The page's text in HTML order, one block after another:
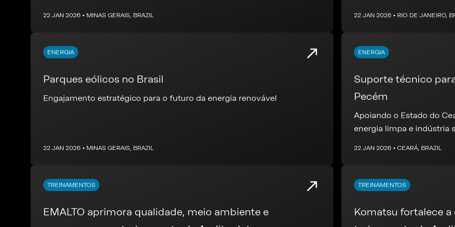
22 JAN 2026 • MINAS GERAIS, BRAZIL 22 JAN 2026 • RIO DE JANEIRO,
ENERGIA
Parques eólicos no Brasil
Engajamento estratégico para o futuro da energia renovável
22 JAN 2026 • MINAS GERAIS, BRAZIL
ENERGIA
Suporte técnico
Pecém
Apoiando o Estado do
energia limpa e indústria
22 JAN 2026 • CEARÁ, BRAZIL
TREINAMENTOS
EMALTO aprimora qualidade, meio ambiente e
TREINAMENTOS
Komatsu fortalece